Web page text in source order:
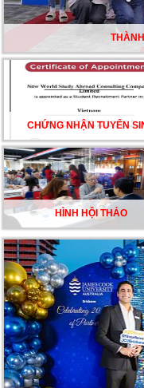
ĐẦU
ĐỀU
CHẠM
HỘI
CHỨNG NHẬN TUYỂN
HÌNH HỘI THẢO